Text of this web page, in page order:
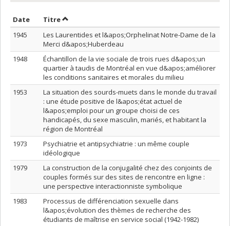
Date Trier par date en ordre décroissant
TitreTrier par titre en ordre décroissant
1945
Les Laurentides et l&apos;Orphelinat Notre-Dame de la
Merci d&apos;Huberdeau
1948
Échantillon de la vie sociale de trois rues d&apos;un
quartier à taudis de Montréal en vue d&apos;améliorer
les conditions sanitaires et morales du milieu
1953
La situation des sourds-muets dans le monde du travail
: une étude positive de l&apos;état actuel de
l&apos;emploi pour un groupe choisi de ces
handicapés, du sexe masculin, mariés, et habitant la
région de Montréal
1973
Psychiatrie et antipsychiatrie : un même couple
idéologique
1979
La construction de la conjugalité chez des conjoints de
couples formés sur des sites de rencontre en ligne :
une perspective interactionniste symbolique
1983
Processus de différenciation sexuelle dans
l&apos;évolution des thèmes de recherche des
étudiants de maîtrise en service social (1942-1982)